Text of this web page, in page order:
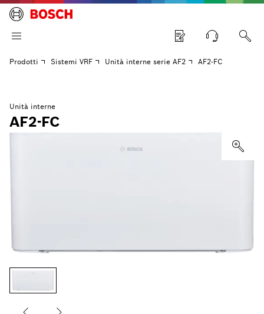
Prodotti Sistemi VRF Unità interne serie AF2 AF2-FC
Unità interne
AF2-FC